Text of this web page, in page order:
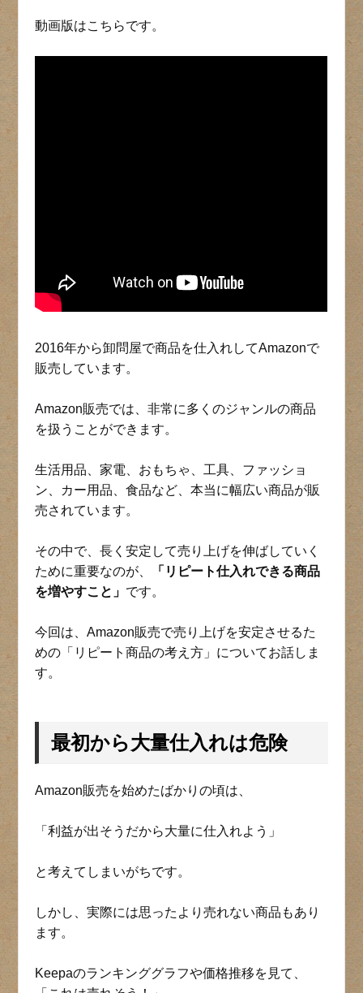
動画版はこちらです。
2016年から卸問屋で商品を仕入れしてAmazonで
販売しています。
Amazon販売では、非常に多くのジャンルの商品
を扱うことができます。
生活用品、家電、おもちゃ、工具、ファッショ
ン、カー用品、食品など、本当に幅広い商品が販
売されています。
その中で、長く安定して売り上げを伸ばしていく
ために重要なのが、
「リピート仕入れできる商品
を増やすこと」 です。
今回は、Amazon販売で売り上げを安定させるた
めの「リピート商品の考え方」についてお話しま
す。
最初から大量仕入れは危険
Amazon販売を始めたばかりの頃は、
「利益が出そうだから大量に仕入れよう」
と考えてしまいがちです。
しかし、実際には思ったより売れない商品もあり
ます。
Keepaのランキンググラフや価格推移を見て、